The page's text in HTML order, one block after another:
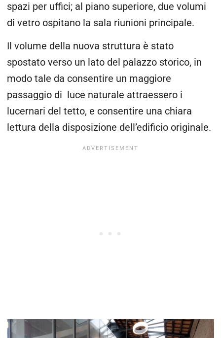
spazi per uffici; al piano superiore, due volumi
di vetro ospitano la sala riunioni principale.
Il volume della nuova struttura è stato
spostato verso un lato del palazzo storico, in
modo tale da consentire un maggiore
passaggio di luce naturale attraessero i
lucernari del tetto, e consentire una chiara
lettura della disposizione dell’edificio originale.